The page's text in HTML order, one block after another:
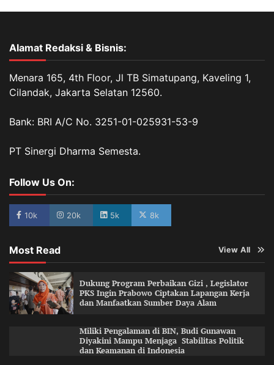
Alamat Redaksi & Bisnis:
Menara 165, 4th Floor, Jl TB Simatupang, Kaveling 1,
Cilandak, Jakarta Selatan 12560.
Bank: BRI A/C No. 3251-01-025931-53-9
PT Sinergi Dharma Semesta.
Follow Us On:
10k 20k 5k 8k
Most Read View All
Dukung Program Perbaikan Gizi , Legislator
PKS Ingin Prabowo Ciptakan Lapangan Kerja
dan Manfaatkan Sumber Daya Alam
Miliki Pengalaman di BIN, Budi Gunawan
Diyakini Mampu Menjaga Stabilitas Politik
dan Keamanan di Indonesia